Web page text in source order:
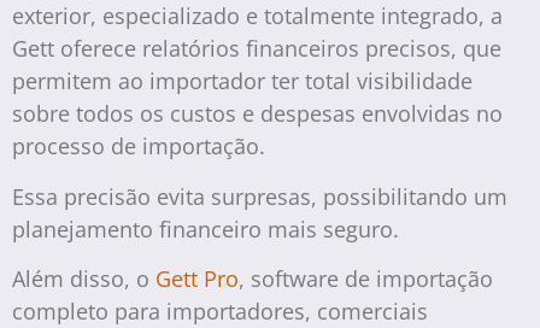
exterior, especializado e totalmente integrado, a
Gett oferece relatórios financeiros precisos, que
permitem ao importador ter total visibilidade
sobre todos os custos e despesas envolvidas no
processo de importação.
Essa precisão evita surpresas, possibilitando um
planejamento financeiro mais seguro.
Além disso, o Gett Pro, software de importação
completo para importadores, comerciais